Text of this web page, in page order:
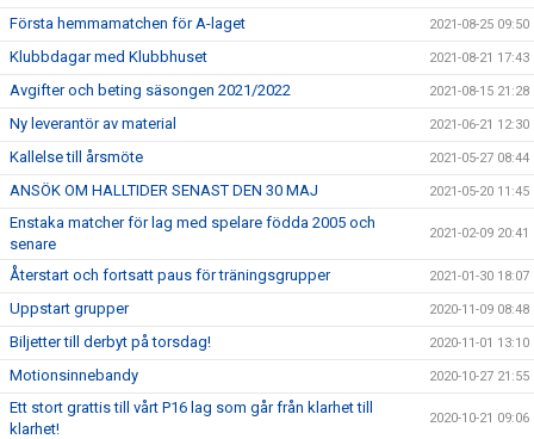
Första hemmamatchen för A-laget 2021-08-25 09:50
Klubbdagar med Klubbhuset 2021-08-21 17:43
Avgifter och beting säsongen 2021/2022 2021-08-15 21:28
Ny leverantör av material 2021-06-21 12:30
Kallelse till årsmöte 2021-05-27 08:44
ANSÖK OM HALLTIDER SENAST DEN 30 MAJ 2021-05-20 11:45
Enstaka matcher för lag med spelare födda 2005 och
senare
2021-02-09 20:41
Återstart och fortsatt paus för träningsgrupper 2021-01-30 18:07
Uppstart grupper 2020-11-09 08:48
Biljetter till derbyt på torsdag! 2020-11-01 13:10
Motionsinnebandy 2020-10-27 21:55
Ett stort grattis till vårt P16 lag som går från klarhet till
klarhet!
2020-10-21 09:06